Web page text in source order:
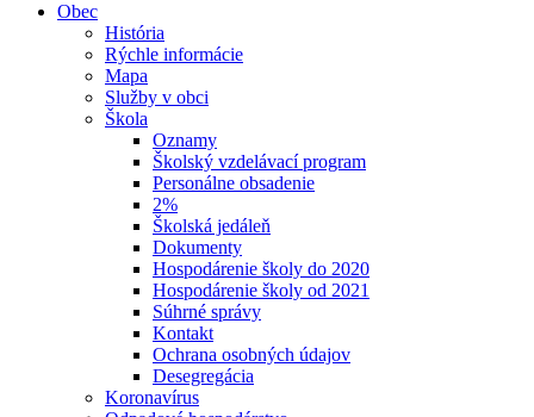
Obec
História
Rýchle informácie
Mapa
Služby v obci
Škola
Oznamy
Školský vzdelávací program
Personálne obsadenie
2%
Školská jedáleň
Dokumenty
Hospodárenie školy do 2020
Hospodárenie školy od 2021
Súhrné správy
Kontakt
Ochrana osobných údajov
Desegregácia
Koronavírus